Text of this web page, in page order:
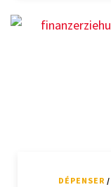
DÉPENSER /